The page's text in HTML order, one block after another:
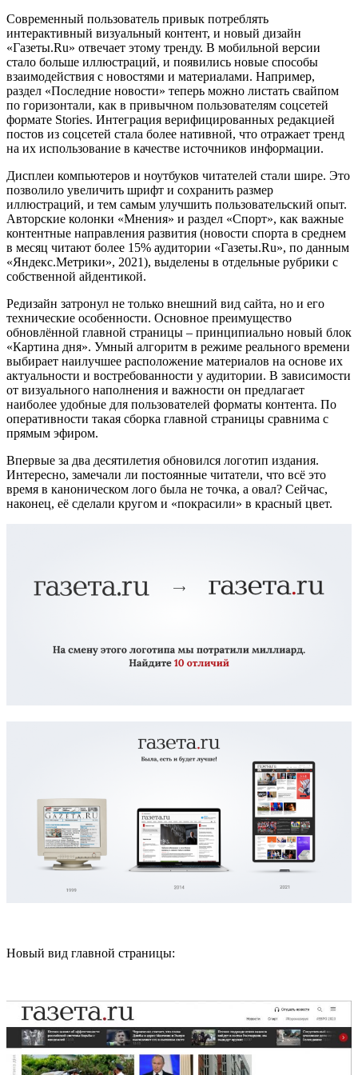
Современный пользователь привык потреблять
интерактивный визуальный контент, и новый дизайн
«Газеты.Ru» отвечает этому тренду. В мобильной версии
стало больше иллюстраций, и появились новые способы
взаимодействия с новостями и материалами. Например,
раздел «Последние новости» теперь можно листать свайпом
по горизонтали, как в привычном пользователям соцсетей
формате Stories. Интеграция верифицированных редакцией
постов из соцсетей стала более нативной, что отражает тренд
на их использование в качестве источников информации.
Дисплеи компьютеров и ноутбуков читателей стали шире. Это
позволило увеличить шрифт и сохранить размер
иллюстраций, и тем самым улучшить пользовательский опыт.
Авторские колонки «Мнения» и раздел «Спорт», как важные
контентные направления развития (новости спорта в среднем
в месяц читают более 15% аудитории «Газеты.Ru», по данным
«Яндекс.Метрики», 2021), выделены в отдельные рубрики с
собственной айдентикой.
Редизайн затронул не только внешний вид сайта, но и его
технические особенности. Основное преимущество
обновлённой главной страницы – принципиально новый блок
«Картина дня». Умный алгоритм в режиме реального времени
выбирает наилучшее расположение материалов на основе их
актуальности и востребованности у аудитории. В зависимости
от визуального наполнения и важности он предлагает
наиболее удобные для пользователей форматы контента. По
оперативности такая сборка главной страницы сравнима с
прямым эфиром.
Впервые за два десятилетия обновился логотип издания.
Интересно, замечали ли постоянные читатели, что всё это
время в каноническом лого была не точка, а овал? Сейчас,
наконец, её сделали кругом и «покрасили» в красный цвет.
Новый вид главной страницы: